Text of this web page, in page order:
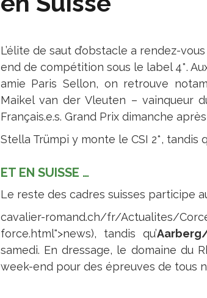
L’élite de saut d’obstacle a rendez-
end de compétition sous le label 4*.
amie Paris Sellon, on retrouve
Maikel van der Vleuten – vainqueur
Français.e.s. Grand Prix dimanche
Stella Trümpi y monte le CSI 2*, tandis
ET EN SUISSE …
Le reste des cadres suisses participe
cavalier-romand.ch/fr/Actualites/
force.html">news), tandis qu’
samedi. En dressage, le domaine du
week-end pour des épreuves de tous